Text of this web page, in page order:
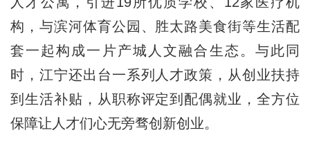
构，与滨河体育公园、胜太路美食街等生活配
套一起构成一片产城人文融合生态。与此同
时，江宁还出台一系列人才政策，从创业扶持
到生活补贴，从职称评定到配偶就业，全方位
保障让人才们心无旁骛创新创业。